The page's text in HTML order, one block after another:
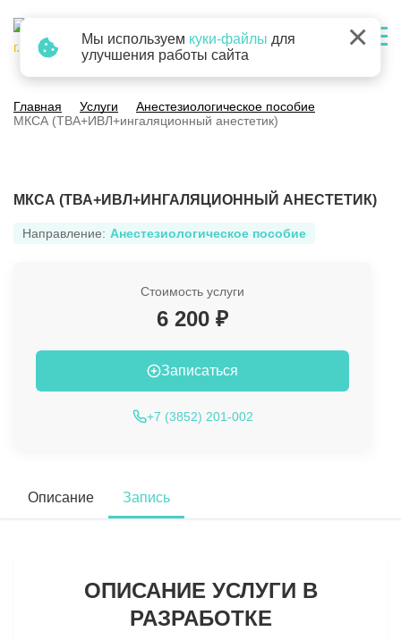
г. Барнаул
Главная Услуги
Анестезиологическое пособие
МКСА (ТВА+ИВЛ+ингаляционный анестетик)
МКСА (ТВА+ИВЛ+ИНГАЛЯЦИОННЫЙ АНЕСТЕТИК)
Направление: Анестезиологическое пособие
Стоимость услуги
6 200 ₽
Записаться
+7 (3852) 201-002
Описание Запись
ОПИСАНИЕ УСЛУГИ В
РАЗРАБОТКЕ
Мы используем куки-файлы для
улучшения работы сайта
×